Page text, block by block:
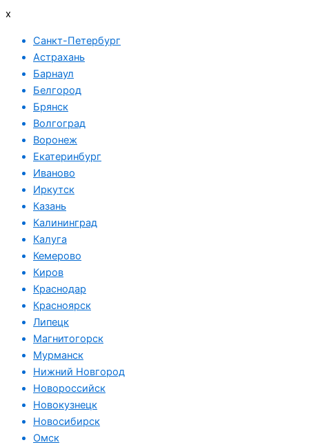
x
Санкт-Петербург
Астрахань
Барнаул
Белгород
Брянск
Волгоград
Воронеж
Екатеринбург
Иваново
Иркутск
Казань
Калининград
Калуга
Кемерово
Киров
Краснодар
Красноярск
Липецк
Магнитогорск
Мурманск
Нижний Новгород
Новороссийск
Новокузнецк
Новосибирск
Омск